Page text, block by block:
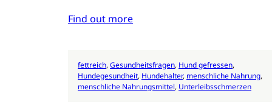
Find out more
fettreich, Gesundheitsfragen, Hund gefressen
Hundegesundheit, Hundehalter, menschliche Nahrung
menschliche Nahrungsmittel, Unterleibsschmerzen